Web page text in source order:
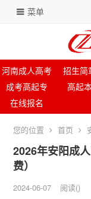
菜单
河南成人高考 招生简
成考高起专
高起
在线报名
您的位置 首页
2026年安阳成
费）
2024-06-07 阅读()